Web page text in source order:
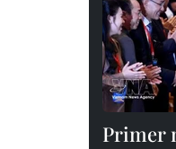
Primer